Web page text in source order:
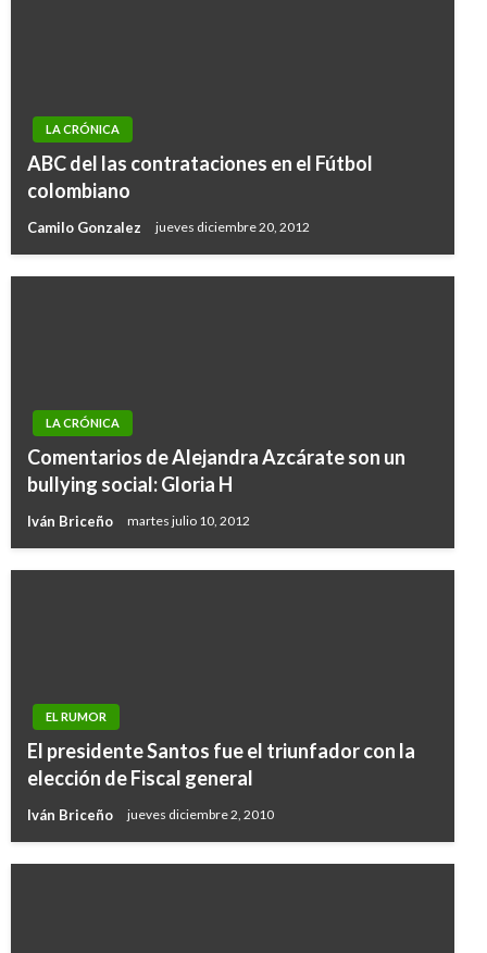
LA CRÓNICA
ABC del las contrataciones en el Fútbol
colombiano
Camilo Gonzalez jueves diciembre 20, 2012
LA CRÓNICA
Comentarios de Alejandra Azcárate son un
bullying social: Gloria H
Iván Briceño martes julio 10, 2012
EL RUMOR
El presidente Santos fue el triunfador con la
elección de Fiscal general
Iván Briceño jueves diciembre 2, 2010